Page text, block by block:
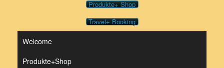
Produkte+ Shop
Travel+ Booking
Welcome
Produkte+Shop